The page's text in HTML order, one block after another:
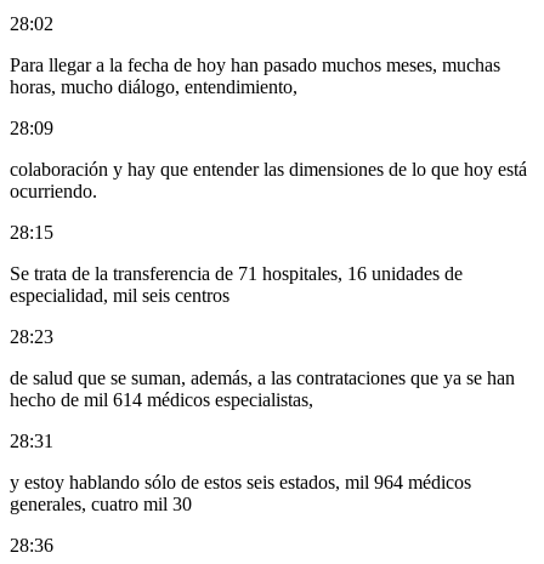
28:02
Para llegar a la fecha de hoy han pasado muchos meses, muchas
horas, mucho diálogo, entendimiento,
28:09
colaboración y hay que entender las dimensiones de lo que hoy está
ocurriendo.
28:15
Se trata de la transferencia de 71 hospitales, 16 unidades de
especialidad, mil seis centros
28:23
de salud que se suman, además, a las contrataciones que ya se han
hecho de mil 614 médicos especialistas,
28:31
y estoy hablando sólo de estos seis estados, mil 964 médicos
generales, cuatro mil 30
28:36